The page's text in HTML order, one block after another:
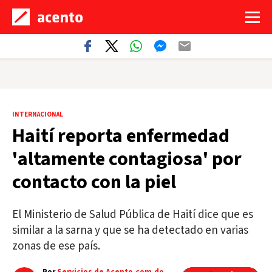
INTERNACIONAL
Haití reporta enfermedad
'altamente contagiosa' por
contacto con la piel
El Ministerio de Salud Pública de Haití dice que es
similar a la sarna y que se ha detectado en varias
zonas de ese país.